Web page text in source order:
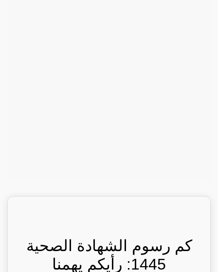
كم رسوم الشهادة الصحية
1445: رأيكم يهمنا